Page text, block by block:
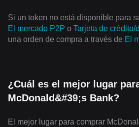
Si un token no está disponible para
El mercado P2P o Tarjeta de crédito/
una orden de compra a través de El
¿Cuál es el mejor lugar
McDonald&#39;s Bank?
El mejor lugar para comprar